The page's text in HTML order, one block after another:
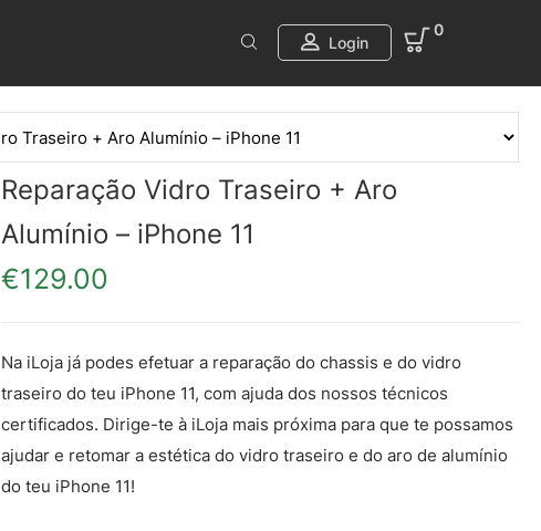
Login
0
Reparação Vidro Traseiro + Aro
Alumínio – iPhone 11
€129.00
Na iLoja já podes efetuar a reparação do chassis e do vidro
traseiro do teu iPhone 11, com ajuda dos nossos técnicos
certificados. Dirige-te à iLoja mais próxima para que te possamos
ajudar e retomar a estética do vidro traseiro e do aro de alumínio
do teu iPhone 11!